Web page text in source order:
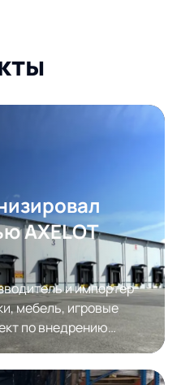
AXELOT
и импортер
мебель, игровые
по внедрению
AXELOT WMS.
стала цифровизация